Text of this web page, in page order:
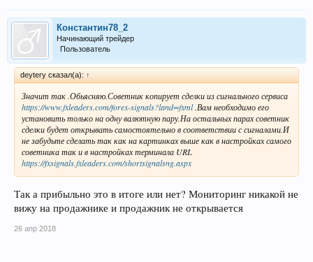
Константин78_2
Начинающий трейдер
Пользователь
deytery сказал(а): ↑
Значит так .Обьясняю.Советник копирует сделки из сигнального сервиса
https://www.fxleaders.com/forex-signals?land=fxml.Вам необходимо его
установить только на одну валютную пару.На остальных парах советник
сделки будет открывать самостоятельно в соответствии с сигналами.И
не забудьте сделать так как на картинках выше как в настройках самого
советника так и в настройках терминала URL
https://fxsignals.fxleaders.com/shortsignalsng.aspx
Так а прибыльно это в итоге или нет? Мониторинг никакой не
вижу на продажнике и продажник не открывается
26 апр 2018